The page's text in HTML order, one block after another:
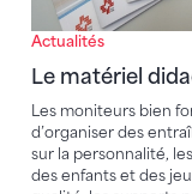
Actualités
Le matériel
Les moniteurs bien
d’organiser des
sur la personnalité,
des enfants et des